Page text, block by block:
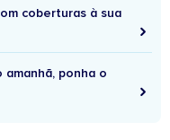
coberturas à sua
amanhã, ponha o